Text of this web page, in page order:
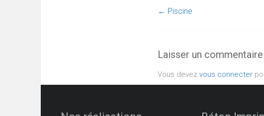
← Piscine
Laisser un commentaire
Vous devez vous connecter